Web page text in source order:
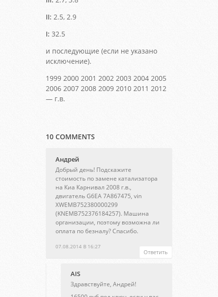
II: 2.5, 2.9
I: 32.5
и последующие (если не указано
исключение).
1999 2000 2001 2002 2003 2004 2005
2006 2007 2008 2009 2010 2011 2012
— г.в.
10 COMMENTS
Aндрей
07.08.2014 В 16:27
Добрый день! Подскажите
стоимость по замене катализатора
на Киа Карнивал 2008 г.в.,
двигатель G6EA 7A867475, vin
XWEMB752380000299
(KNEMB752376184257). Машина
организации, поэтому возможна ли
оплата по безналу? Спасибо.
Ответить
AIS
Здравствуйте, Андрей!